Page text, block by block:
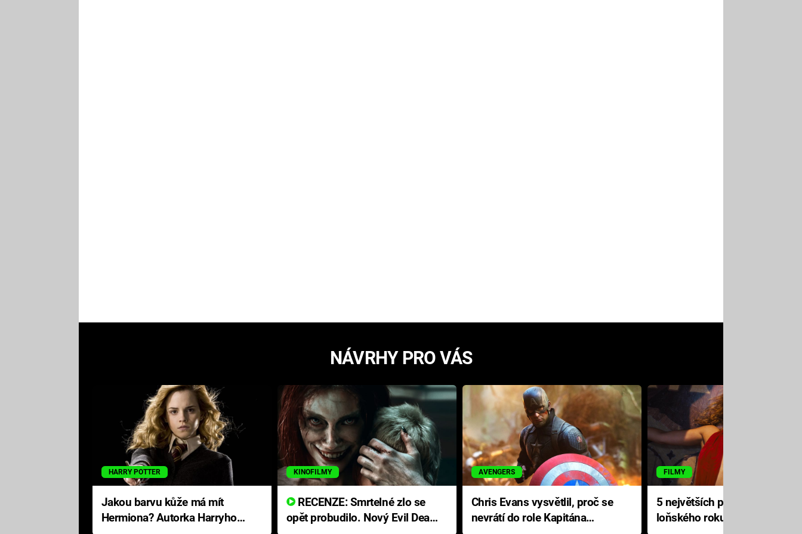
NÁVRHY PRO VÁS
HARRY POTTER
Jakou barvu kůže má mít
Hermiona? Autorka Harryho
KINOFILMY
RECENZE: Smrtelné zlo se
opět probudilo. Nový Evil Dead
AVENGERS
Chris Evans vysvětlil, proč se
nevrátí do role Kapitána
FILMY
5 největších propadáků
loňského roku: Disney na